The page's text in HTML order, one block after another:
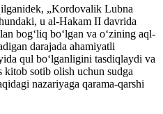
„Kordovalik Lubna
u al-Hakam II davrida
bogʻliq boʻlgan va oʻzining aql-
darajada ahamiyatli
qul boʻlganligini tasdiqlaydi va
sotib olish uchun sudga
nazariyaga qarama-qarshi